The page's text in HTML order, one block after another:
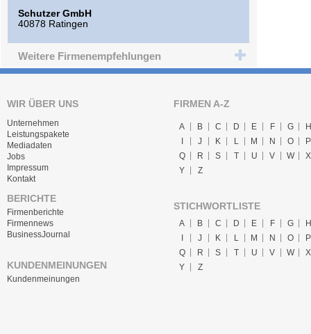
Schutzer GmbH
40878 Ratingen
Weitere Firmenempfehlungen
WIR ÜBER UNS
Unternehmen
Leistungspakete
Mediadaten
Jobs
Impressum
Kontakt
BERICHTE
Firmenberichte
Firmennews
BusinessJournal
KUNDENMEINUNGEN
Kundenmeinungen
FIRMEN A-Z
A B C D E F G
H
J K L M N O
P
Q
R S T U V W
X
Y
Z
STICHWORTLISTE
A B C D E F G
H
I
J K L M N O
P
Q
R S T U V W
X
Y
Z